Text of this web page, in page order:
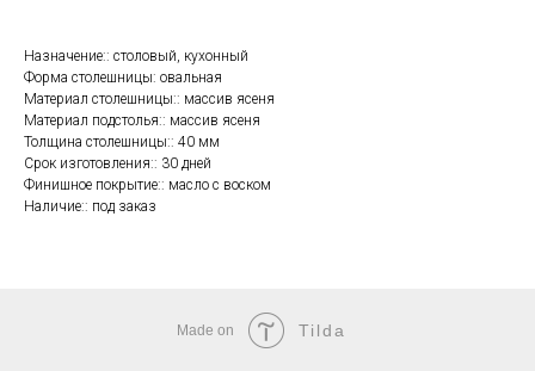
Назначение:: столовый, кухонный
Форма столешницы: овальная
Материал столешницы:: массив ясеня
Материал подстолья:: массив ясеня
Толщина столешницы:: 40 мм
Срок изготовления:: 30 дней
Финишное покрытие:: масло с воском
Наличие:: под заказ
Made on Tilda